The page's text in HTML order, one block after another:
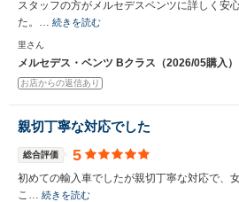
スタッフの方がメルセデスベンツに詳しく安
た。… 続きを読む
里さん
メルセデス・ベンツ Bクラス（2026/05購入）
お店からの返信あり
親切丁寧な対応でした
総合評価 5
初めての輸入車でしたが親切丁寧な対応で、
こ… 続きを読む